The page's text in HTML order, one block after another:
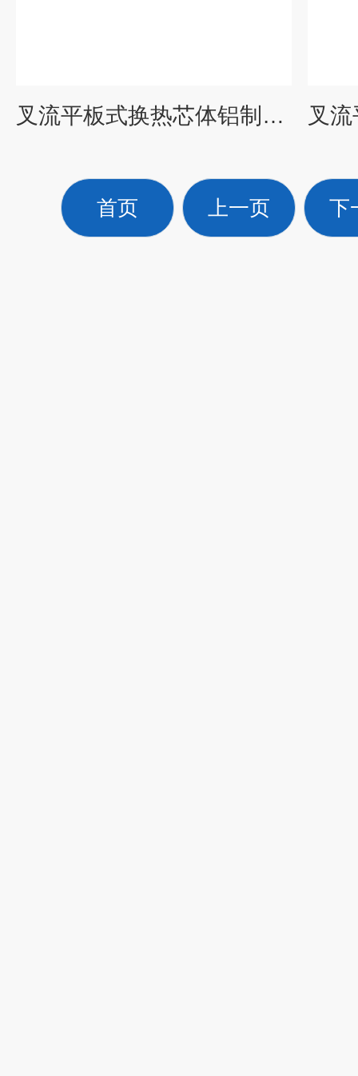
叉流平板式换热芯体铝制能量回收器
首页 上一页 下